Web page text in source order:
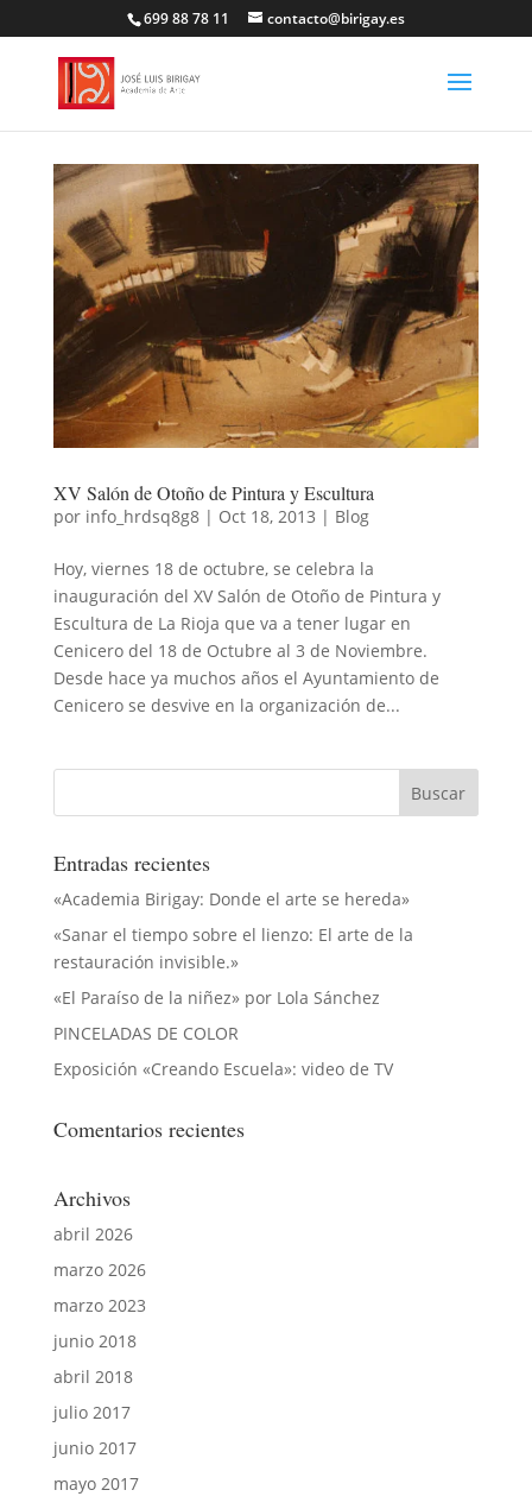
699 88 78 11 contacto@birigay.es
XV Salón de Otoño de Pintura y Escultura
por info_hrdsq8g8| Oct 18, 2013 | Blog
Hoy, viernes 18 de octubre, se celebra la
inauguración del XV Salón de Otoño de Pintura y
Escultura de La Rioja que va a tener lugar en
Cenicero del 18 de Octubre al 3 de Noviembre.
Desde hace ya muchos años el Ayuntamiento de
Cenicero se desvive en la organización de...
Entradas recientes
«Academia Birigay: Donde el arte se hereda»
«Sanar el tiempo sobre el lienzo: El arte de la
restauración invisible.»
«El Paraíso de la niñez» por Lola Sánchez
PINCELADAS DE COLOR
Exposición «Creando Escuela»: video de TV
Comentarios recientes
Archivos
abril 2026
marzo 2026
marzo 2023
junio 2018
abril 2018
julio 2017
junio 2017
mayo 2017